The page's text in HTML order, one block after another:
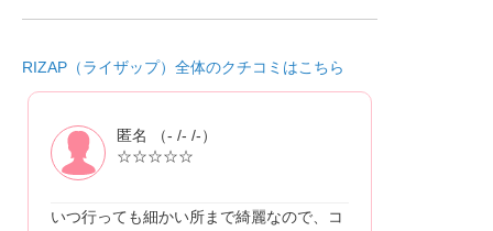
RIZAP（ライザップ）全体のクチコミはこちら
匿名 （- /- /-）
☆☆☆☆☆
いつ行っても細かい所まで綺麗なので、コ